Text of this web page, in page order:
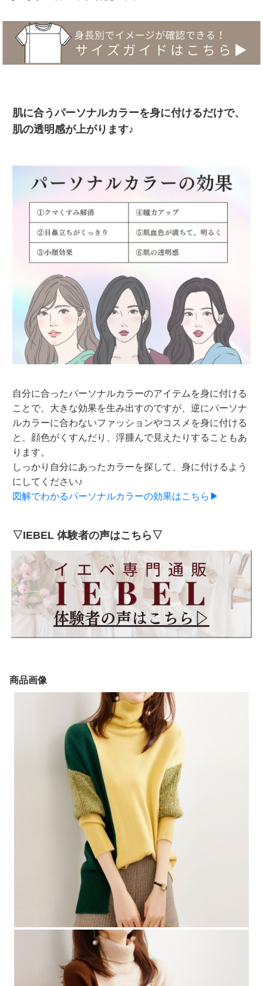
肌に合うパーソナルカラーを身に付けるだけで、
肌の透明感が上がります♪
自分に合ったパーソナルカラーのアイテムを身に付ける
ことで、大きな効果を生み出すのですが、逆にパーソナ
ルカラーに合わないファッションやコスメを身に付ける
と、顔色がくすんだり、浮腫んで見えたりすることもあ
ります。
しっかり自分にあったカラーを探して、身に付けるよう
にしてください♪
図解でわかるパーソナルカラーの効果はこちら▶
▽IEBEL 体験者の声はこちら▽
商品画像